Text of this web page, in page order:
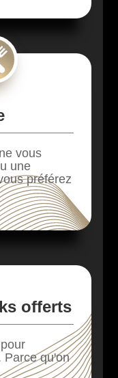
vous
une
préférez
offerts
Parce qu'on